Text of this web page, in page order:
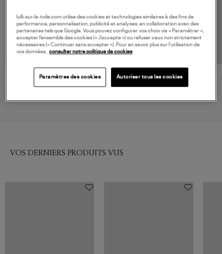
ANINE BING
Pull Theo White Black
SPORTY & RICH
Pull Src Cable Dark Navy
VOS DERNIERS PRODUITS VUS
lulli-sur-la-toile.com utilise des cookies et technologies similaires à des fins de
performance, personnalisation, publicité et analyses, en collaboration avec des
partenaires tels que Google. Vous pouvez configurer vos choix via « Paramétrer »,
accepter l’ensemble des cookies (« J’accepte ») ou refuser ceux non strictement
nécessaires (« Continuer sans accepter »). Pour en savoir plus sur l’utilisation de
vos données, consulter notre politique de cookies
Paramètres des cookies Autoriser tous les cookies